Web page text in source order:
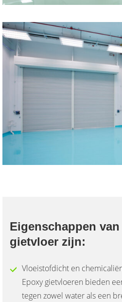
Eigenschappen
gietvloer zijn:
Vloeistofdicht en
Epoxy gietvloeren bieden
tegen zowel water als een